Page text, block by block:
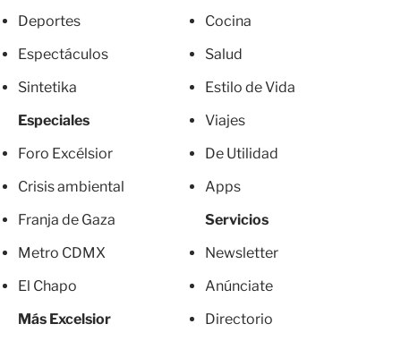
Deportes
Espectáculos
Sintetika
Especiales
Foro Excélsior
Crisis ambiental
Franja de Gaza
Metro CDMX
El Chapo
Más Excelsior
Cocina
Salud
Estilo de Vida
Viajes
De Utilidad
Apps
Servicios
Newsletter
Anúnciate
Directorio